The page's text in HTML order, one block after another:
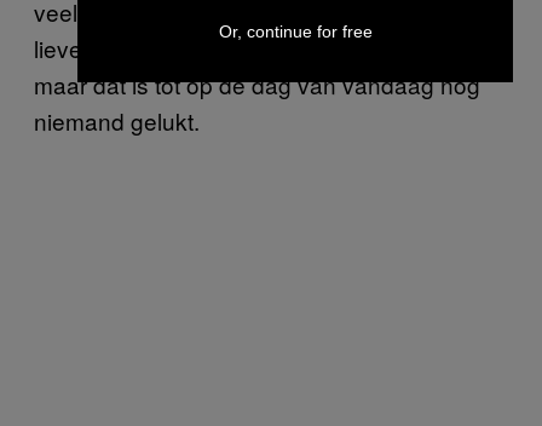
veel hardcore fans over de vloer die niets
liever willen dan die volle acht uur uitzitten,
maar dat is tot op de dag van vandaag nog
niemand gelukt.
Or, continue for free